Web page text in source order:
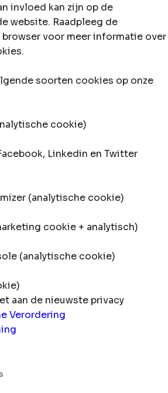
invloed kan zijn op de
website. Raadpleeg de
voor meer informatie over
soorten cookies op onze
cookie)
Linkedin en Twitter
(analytische cookie)
cookie + analytisch)
(analytische cookie)
aan de nieuwste privacy
Verordering